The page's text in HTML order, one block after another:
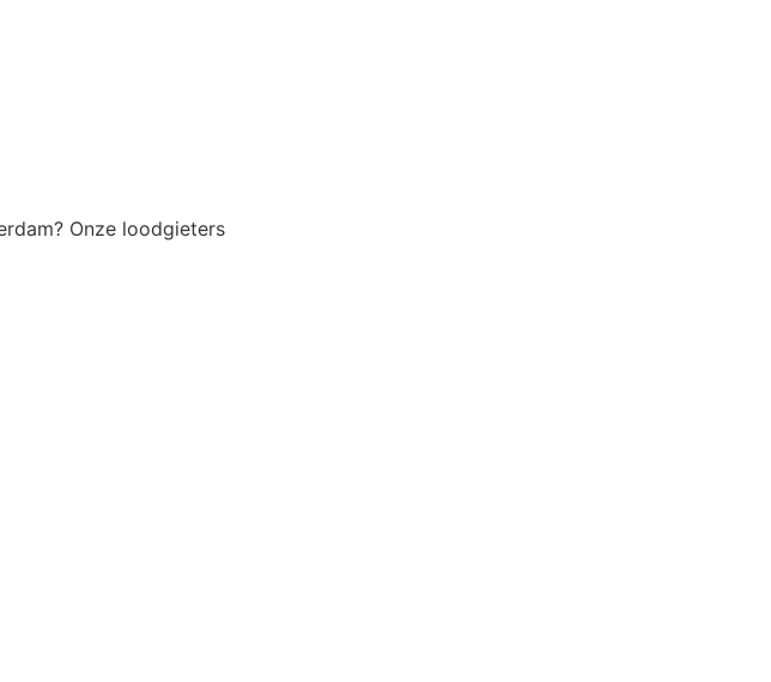
Onze loodgieters